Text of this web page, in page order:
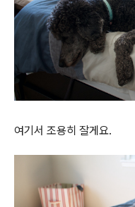
여기서 조용히 잘게요.